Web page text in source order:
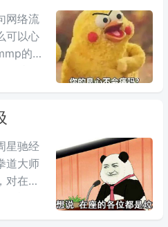
头，引
网络流
可以心
的心
弟表
《咬文
行语之
包。
星驰经
道大师
对在座